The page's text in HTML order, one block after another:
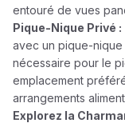
entouré de vues
Pique-Nique Privé :
avec un pique-nique
nécessaire pour le
emplacement
arrangements
Explorez la